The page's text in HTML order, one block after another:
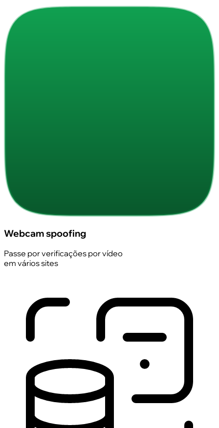
Webcam spoofing
Passe por verificações por vídeo
em vários sites